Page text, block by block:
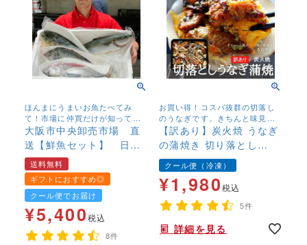
ほんまにうまいお魚たべてみ
て！市場に仲買だけが知ってい
る四季折々の天然魚の美味しさ
をお届けします！
大阪市中央卸売市場 直
送【鮮魚セット】 日替
わり 送料無料 ４～５
種 チルド便 とれぴ
ち 新鮮 天然魚 国産
送料無料
ギフトにおすすめ◎
クール便でお届け
¥5,400税込
8件
お買い得！コスパ抜群の切落し
のうなぎです。きちんと味見を
して、コレ！というものを厳選
しております。
【訳あり】炭火焼 うなぎ
の蒲焼き 切り落とし
500g 刻み きざみ カ
ット済 ご自宅用 お買
い得 ウナギ 鰻 中国
産 冷凍便
クール便（冷凍）
¥1,980税込
5件
詳細を見る